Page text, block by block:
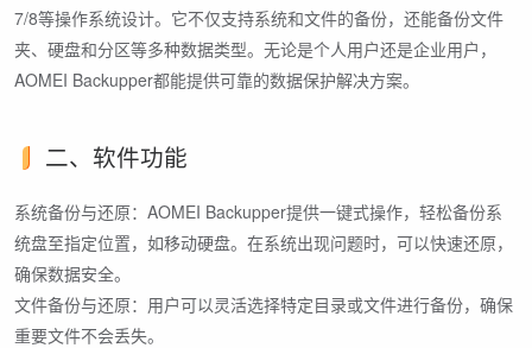
7/8等操作系统设计。它不仅支持系统和文件的备份，还能备份文件
夹、硬盘和分区等多种数据类型。无论是个人用户还是企业用户，
AOMEI Backupper都能提供可靠的数据保护解决方案。
二、软件功能
系统备份与还原：AOMEI Backupper提供一键式操作，轻松备份系
统盘至指定位置，如移动硬盘。在系统出现问题时，可以快速还原，
确保数据安全。
文件备份与还原：用户可以灵活选择特定目录或文件进行备份，确保
重要文件不会丢失。